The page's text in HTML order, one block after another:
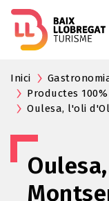
Inici
Productes
Oulesa, l'oli